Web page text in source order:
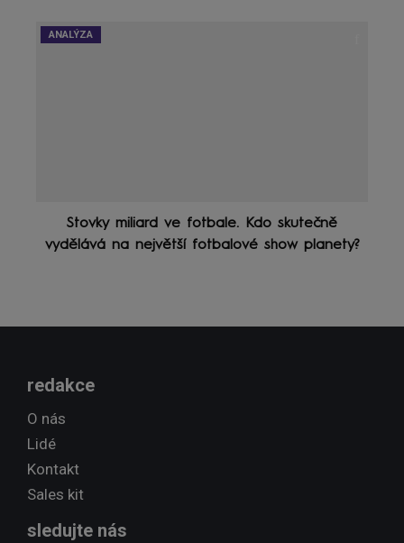
ANALÝZA
Stovky miliard ve fotbale. Kdo skutečně
vydělává na největší fotbalové show planety?
redakce
O nás
Lidé
Kontakt
Sales kit
sledujte nás